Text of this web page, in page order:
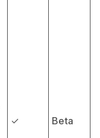
✓ Beta